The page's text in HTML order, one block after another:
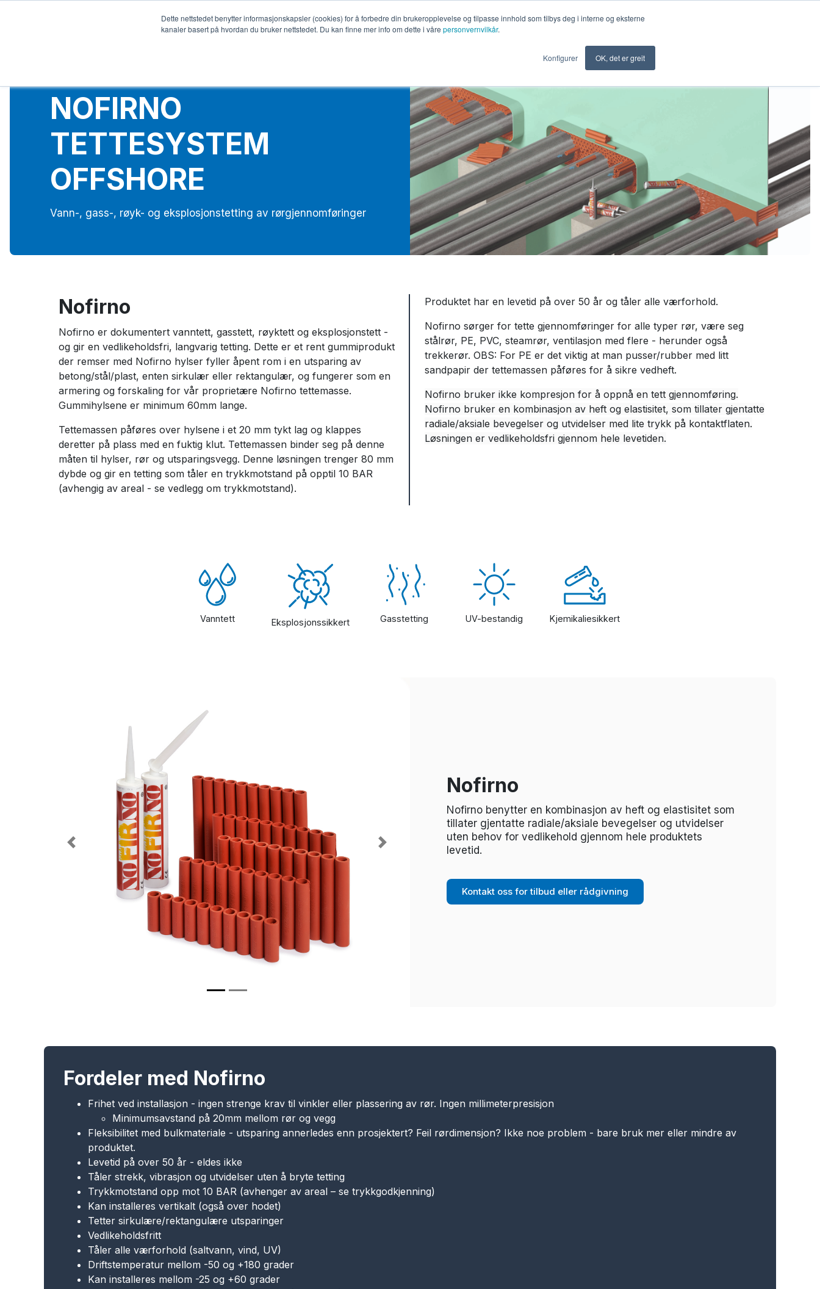
Dette nettstedet benytter informasjonskapsler (cookies) for å forbedre din brukeropplevelse og tilpasse innhold som tilbys deg i interne og eksterne
kanaler basert på hvordan du bruker nettstedet. Du kan finne mer info om dette i våre personvernvilkår.
Konfigurer OK, det er greit
Bygg og anlegg Offshore Marine Produkter Om CSD
NOFIRNO
TETTESYSTEM
OFFSHORE
Vann-, gass-, røyk- og eksplosjonstetting av rørgjennomføringer
Nofirno
Nofirno er dokumentert vanntett, gasstett, røyktett og eksplosjonstett -
og gir en vedlikeholdsfri, langvarig tetting. Dette er et rent gummiprodukt
der remser med Nofirno hylser fyller åpent rom i en utsparing av
betong/stål/plast, enten sirkulær eller rektangulær, og fungerer som en
armering og forskaling for vår proprietære Nofirno tettemasse.
Gummihylsene er minimum 60mm lange.
Tettemassen påføres over hylsene i et 20 mm tykt lag og klappes
deretter på plass med en fuktig klut. Tettemassen binder seg på denne
måten til hylser, rør og utsparingsvegg. Denne løsningen trenger 80 mm
dybde og gir en tetting som tåler en trykkmotstand på opptil 10 BAR
(avhengig av areal - se vedlegg om trykkmotstand).
Produktet har en levetid på over 50 år og tåler alle værforhold.
Nofirno sørger for tette gjennomføringer for alle typer rør, være seg
stålrør, PE, PVC, steamrør, ventilasjon med flere - herunder også
trekkerør. OBS: For PE er det viktig at man pusser/rubber med litt
sandpapir der tettemassen påføres for å sikre vedheft.
Nofirno bruker ikke kompresjon for å oppnå en tett gjennomføring.
Nofirno bruker en kombinasjon av heft og elastisitet, som tillater gjentatte
radiale/aksiale bevegelser og utvidelser med lite trykk på kontaktflaten.
Løsningen er vedlikeholdsfri gjennom hele levetiden.
Vanntett Eksplosjonssikkert Gasstetting UV-bestandig Kjemikaliesikkert
Nofirno
Nofirno benytter en kombinasjon av heft og elastisitet som
tillater gjentatte radiale/aksiale bevegelser og utvidelser
uten behov for vedlikehold gjennom hele produktets
levetid.
Kontakt oss for tilbud eller rådgivning
Previous Next
Fordeler med Nofirno
Frihet ved installasjon - ingen strenge krav til vinkler eller plassering av rør. Ingen millimeterpresisjon
Minimumsavstand på 20mm mellom rør og vegg
Fleksibilitet med bulkmateriale - utsparing annerledes enn prosjektert? Feil rørdimensjon? Ikke noe problem - bare bruk mer eller mindre av
produktet.
Levetid på over 50 år - eldes ikke
Tåler strekk, vibrasjon og utvidelser uten å bryte tetting
Trykkmotstand opp mot 10 BAR (avhenger av areal – se trykkgodkjenning)
Kan installeres vertikalt (også over hodet)
Tetter sirkulære/rektangulære utsparinger
Vedlikeholdsfritt
Tåler alle værforhold (saltvann, vind, UV)
Driftstemperatur mellom -50 og +180 grader
Kan installeres mellom -25 og +60 grader